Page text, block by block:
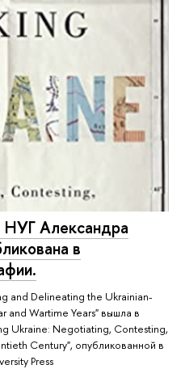
НУГ Александра
в
and Delineating the Ukrainian-
and Wartime Years" вышла в
Ukraine: Negotiating, Contesting,
Century", опубликованной в
Press